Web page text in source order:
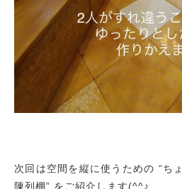
次回は空間を縦に使うための “ち
陳列棚” をご紹介します(^^♪